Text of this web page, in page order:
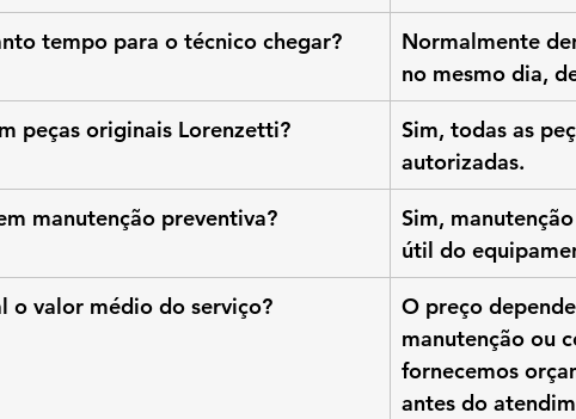
tempo para o técnico chegar?
Normalmente
no mesmo dia,
peças originais Lorenzetti?
Sim, todas as
autorizadas.
manutenção preventiva?
Sim,
útil do
o valor médio do serviço?
O preço
manutenção ou
fornecemos
antes do